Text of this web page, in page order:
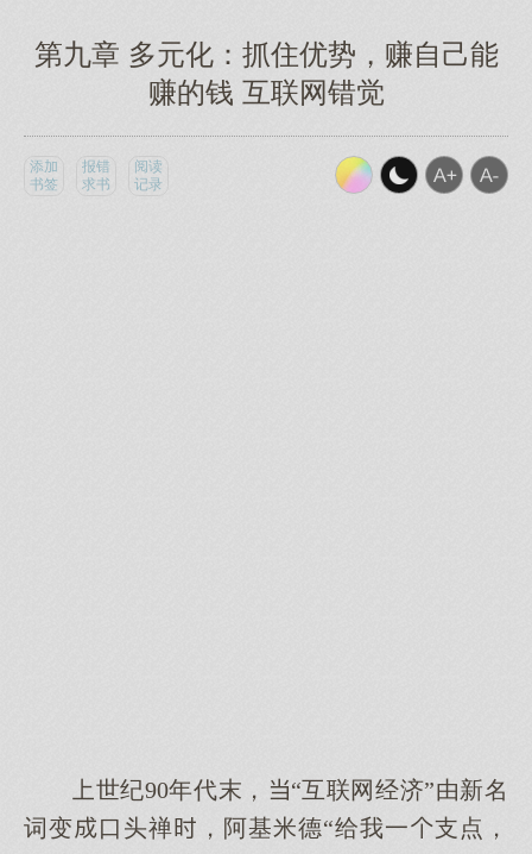
第九章 多元化：抓住优势，赚自己能
赚的钱 互联网错觉
添加
书签
报错
求书
阅读
记录
世纪90年代末，“互联网经济”由新名
词变口头禅，阿基米德“给我一支点，